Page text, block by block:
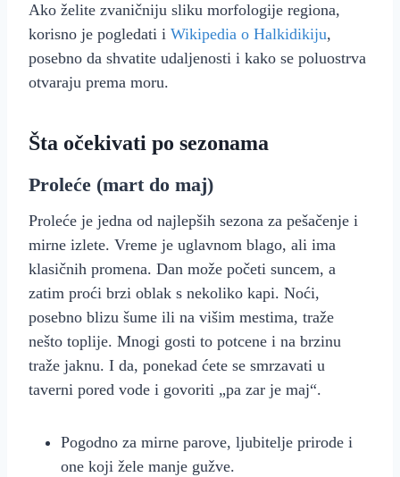
Ako želite zvaničniju sliku morfologije regiona,
korisno je pogledati i Wikipedia o Halkidikiju,
posebno da shvatite udaljenosti i kako se poluostrva
otvaraju prema moru.
Šta očekivati po sezonama
Proleće (mart do maj)
Proleće je jedna od najlepših sezona za pešačenje i
mirne izlete. Vreme je uglavnom blago, ali ima
klasičnih promena. Dan može početi suncem, a
zatim proći brzi oblak s nekoliko kapi. Noći,
posebno blizu šume ili na višim mestima, traže
nešto toplije. Mnogi gosti to potcene i na brzinu
traže jaknu. I da, ponekad ćete se smrzavati u
taverni pored vode i govoriti „pa zar je maj“.
Pogodno za mirne parove, ljubitelje prirode i
one koji žele manje gužve.